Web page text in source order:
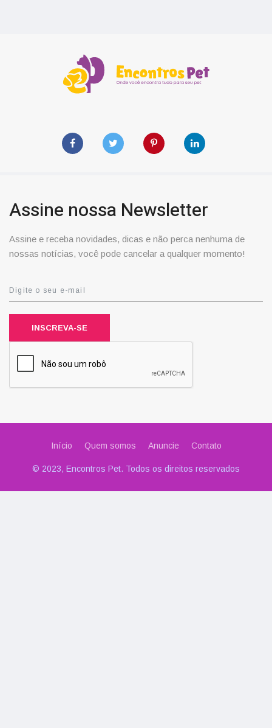
Assine nossa Newsletter
Assine e receba novidades, dicas e não perca nenhuma de
nossas notícias, você pode cancelar a qualquer momento!
INSCREVA-SE
Início Quem somos Anuncie Contato
© 2023, Encontros Pet. Todos os direitos reservados